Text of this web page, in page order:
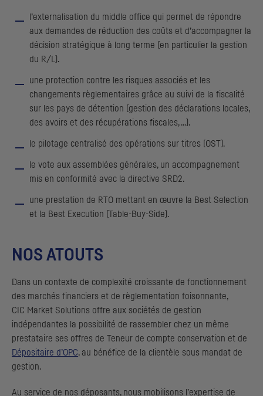
l’externalisation du middle office qui permet de répondre
aux demandes de réduction des coûts et d’accompagner la
décision stratégique à long terme (en particulier la gestion
du R/L).
une protection contre les risques associés et les
changements règlementaires grâce au suivi de la fiscalité
sur les pays de détention (gestion des déclarations locales,
des avoirs et des récupérations fiscales, ...).
le pilotage centralisé des opérations sur titres ( OST ).
le vote aux assemblées générales, un accompagnement
mis en conformité avec la directive SRD2.
une prestation de RTO mettant en œuvre la Best Selection
et la Best Execution (Table-Buy-Side) .
NOS ATOUTS
Dans un contexte de complexité croissante de fonctionnement
des marchés financiers et de règlementation foisonnante,
CIC Market Solutions offre aux sociétés de gestion
indépendantes la possibilité de rassembler chez un même
prestataire ses offres de Teneur de compte conservation et de
Dépositaire d’OPC, au bénéfice de la clientèle sous mandat de
gestion.
Au service de nos déposants, nous mobilisons l’expertise de